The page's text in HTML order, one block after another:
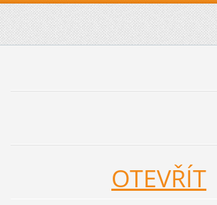
OTEVŘÍT